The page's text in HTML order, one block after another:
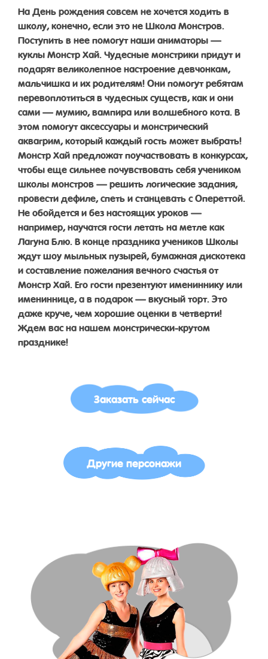
На День рождения совсем не хочется ходить в
школу, конечно, если это не Школа Монстров.
Поступить в нее помогут наши аниматоры —
куклы Монстр Хай. Чудесные монстрики придут и
подарят великолепное настроение девчонкам,
мальчишка и их родителям! Они помогут ребятам
перевоплотиться в чудесных существ, как и они
сами — мумию, вампира или волшебного кота. В
этом помогут аксессуары и монстрический
аквагрим, который каждый гость может выбрать!
Монстр Хай предложат поучаствовать в конкурсах,
чтобы еще сильнее почувствовать себя учеником
школы монстров — решить логические задания,
провести дефиле, спеть и станцевать с Опереттой.
Не обойдется и без настоящих уроков —
например, научатся гости летать на метле как
Лагуна Блю. В конце праздника учеников Школы
ждут шоу мыльных пузырей, бумажная дискотека
и составление пожелания вечного счастья от
Монстр Хай. Его гости презентуют имениннику или
имениннице, а в подарок — вкусный торт. Это
даже круче, чем хорошие оценки в четверти!
Ждем вас на нашем монстрически-крутом
празднике!
Заказать сейчас
Другие персонажи